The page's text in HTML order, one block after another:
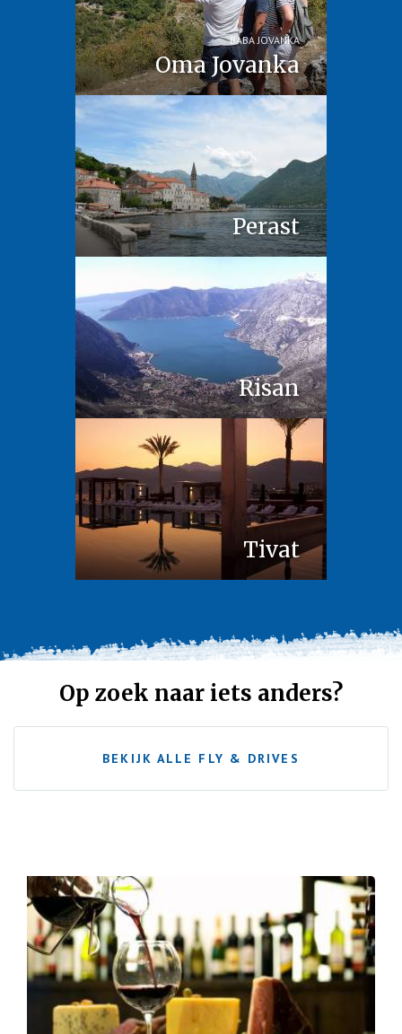
Oma Jovanka
BABA JOVANKA
Perast
Risan
Tivat
Op zoek naar iets anders?
BEKIJK ALLE FLY & DRIVES